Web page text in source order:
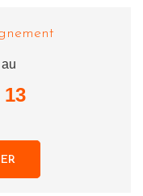
13